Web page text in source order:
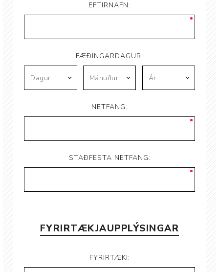
EFTIRNAFN:
FÆÐINGARDAGUR:
NETFANG:
STAÐFESTA NETFANG:
FYRIRTÆKJAUPPLÝSINGAR
FYRIRTÆKI: